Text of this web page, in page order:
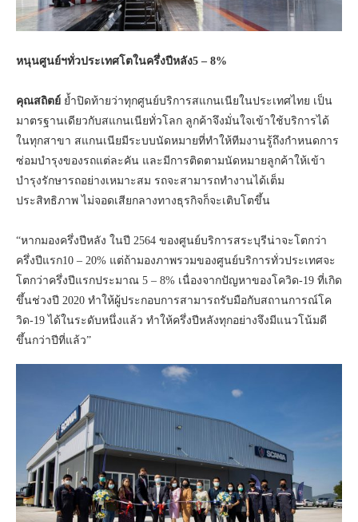
หนุนศูนย์ฯทั่วประเทศโตในครึ่งปีหลัง5 – 8%
คุณสถิตย์ ย้ำปิดท้ายว่าทุกศูนย์บริการสแกนเนียในประเทศไทย เป็น
มาตรฐานเดียวกับสแกนเนียทั่วโลก ลูกค้าจึงมั่นใจเข้าใช้บริการได้
ในทุกสาขา สแกนเนียมีระบบนัดหมายที่ทำให้ทีมงานรู้ถึงกำหนดการ
ซ่อมบำรุงของรถแต่ละคัน และมีการติดตามนัดหมายลูกค้าให้เข้า
บำรุงรักษารถอย่างเหมาะสม รถจะสามารถทำงานได้เต็ม
ประสิทธิภาพ ไม่จอดเสียกลางทางธุรกิจก็จะเติบโตขึ้น
“หากมองครึ่งปีหลัง ในปี 2564 ของศูนย์บริการสระบุรีน่าจะโตกว่า
ครึ่งปีแรก10 – 20% แต่ถ้ามองภาพรวมของศูนย์บริการทั่วประเทศจะ
โตกว่าครึ่งปีแรกประมาณ 5 – 8% เนื่องจากปัญหาของโควิด-19 ที่เกิด
ขึ้นช่วงปี 2020 ทำให้ผู้ประกอบการสามารถรับมือกับสถานการณ์โค
วิด-19 ได้ในระดับหนึ่งแล้ว ทำให้ครึ่งปีหลังทุกอย่างจึงมีแนวโน้มดี
ขึ้นกว่าปีที่แล้ว”